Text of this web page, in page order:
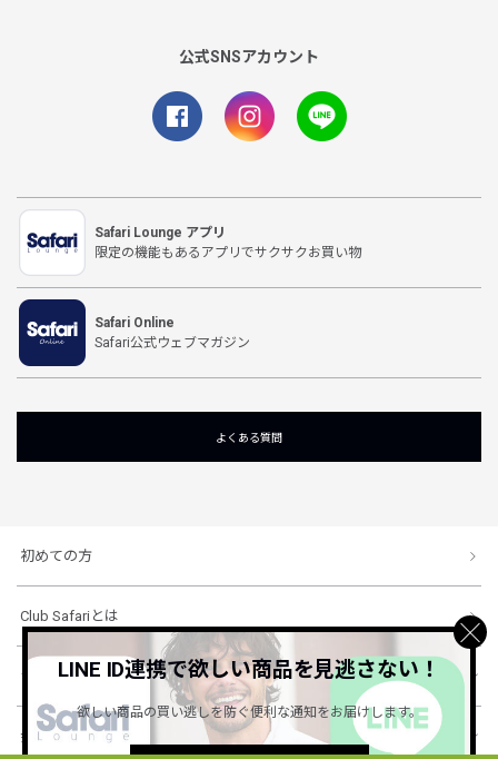
公式SNSアカウント
Safari Lounge アプリ
限定の機能もあるアプリでサクサクお買い物
Safari Online
Safari公式ウェブマガジン
よくある質問
初めての方
Club Safariとは
ショッピングガイド
会社概要・規約
LINE ID連携で欲しい商品を見逃さない！
欲しい商品の買い逃しを防ぐ便利な通知をお届けします。